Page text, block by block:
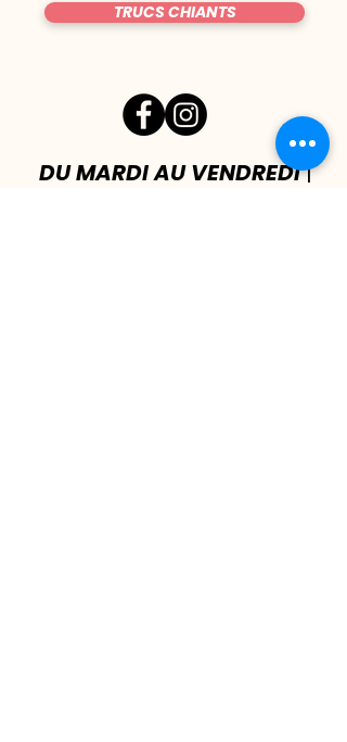
TRUCS CHIANTS
DU MARDI AU VENDREDI|